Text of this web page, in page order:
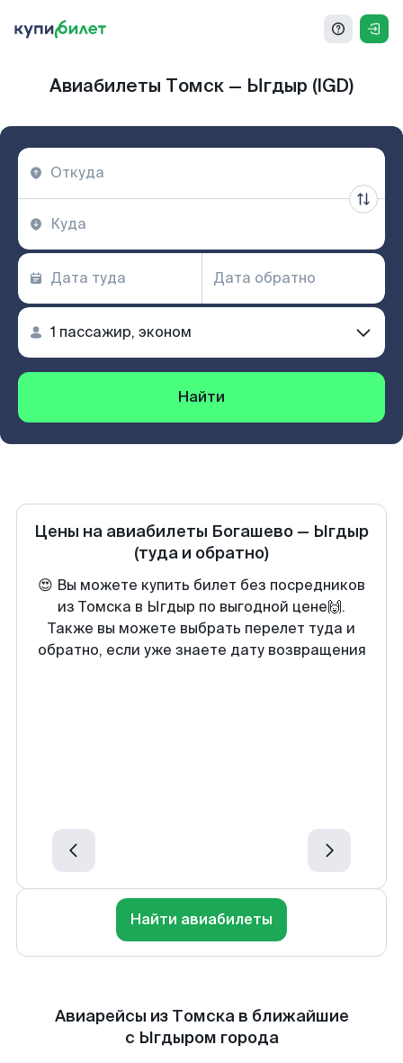
Авиабилеты Томск — Ыгдыр (IGD)
Найти
Цены на авиабилеты Богашево — Ыгдыр
(туда и обратно)
😍 Вы можете купить билет без посредников
из Томска в Ыгдыр по выгодной цене🙌.
Также вы можете выбрать перелет туда и
обратно, если уже знаете дату возвращения
Найти авиабилеты
Авиарейсы из Томска в ближайшие
с Ыгдыром города